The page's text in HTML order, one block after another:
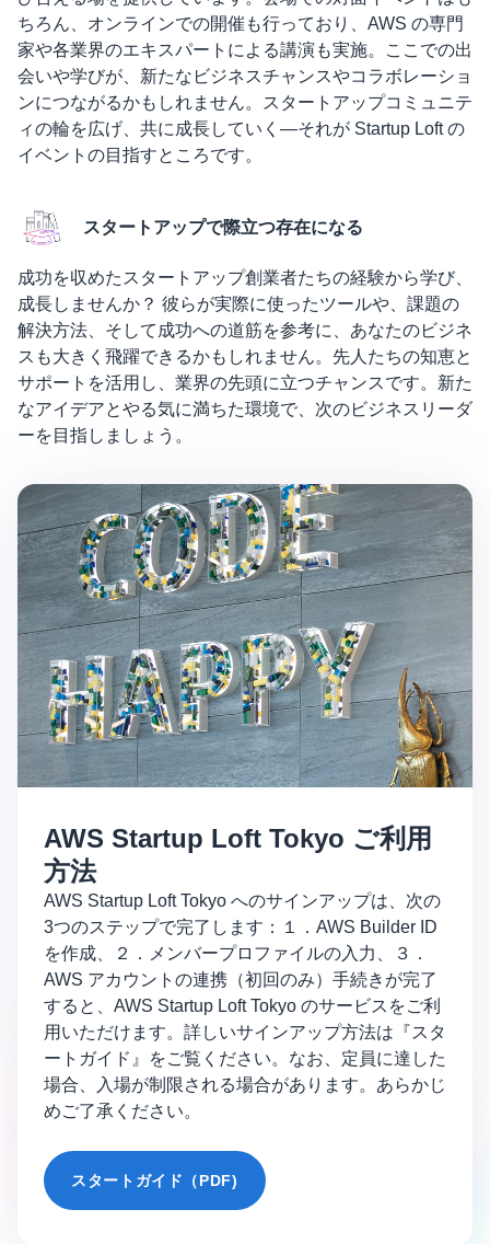
ちろん、オンラインでの開催も行っており、AWS の専門
家や各業界のエキスパートによる講演も実施。ここでの出
会いや学びが、新たなビジネスチャンスやコラボレーショ
ンにつながるかもしれません。スタートアップコミュニテ
ィの輪を広げ、共に成長していく―それが Startup Loft の
イベントの目指すところです。
スタートアップで際立つ存在になる
成功を収めたスタートアップ創業者たちの経験から学び、
成長しませんか？ 彼らが実際に使ったツールや、課題の
解決方法、そして成功への道筋を参考に、あなたのビジネ
スも大きく飛躍できるかもしれません。先人たちの知恵と
サポートを活用し、業界の先頭に立つチャンスです。新た
なアイデアとやる気に満ちた環境で、次のビジネスリーダ
ーを目指しましょう。
AWS Startup Loft Tokyo ご利用
方法
AWS Startup Loft Tokyo へのサインアップは、次の
3つのステップで完了します：１．AWS Builder ID
を作成、２．メンバープロファイルの入力、３．
AWS アカウントの連携（初回のみ）手続きが完了
すると、AWS Startup Loft Tokyo のサービスをご利
用いただけます。詳しいサインアップ方法は『スタ
ートガイド』をご覧ください。なお、定員に達した
場合、入場が制限される場合があります。あらかじ
めご了承ください。
スタートガイド（PDF)